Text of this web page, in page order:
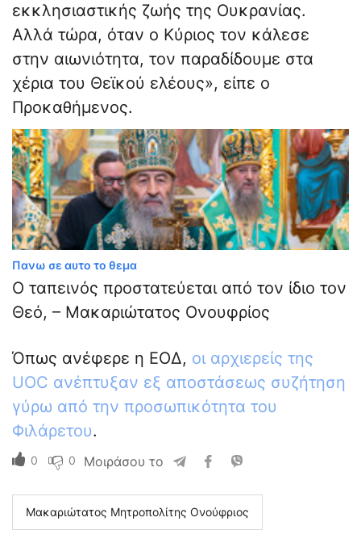
εκκλησιαστικής ζωής της Ουκρανίας.
Αλλά τώρα, όταν ο Κύριος τον κάλεσε
στην αιωνιότητα, τον παραδίδουμε στα
χέρια του Θεϊκού ελέους», είπε ο
Προκαθήμενος.
Πανω σε αυτο το θεμα
Ο ταπεινός προστατεύεται από τον ίδιο τον
Θεό, – Μακαριώτατος Ονουφρίος
Όπως ανέφερε η ΕΟΔ, οι αρχιερείς της
UOC ανέπτυξαν εξ αποστάσεως συζήτηση
γύρω από την προσωπικότητα του
Φιλάρετου.
0 0 Μοιράσου το
Μακαριώτατος Μητροπολίτης Ονούφριος